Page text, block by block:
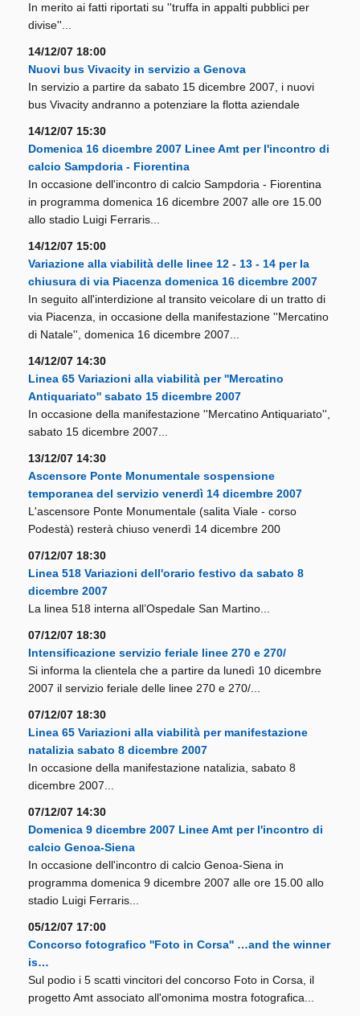
In merito ai fatti riportati su ''truffa in appalti pubblici per
divise''...
14/12/07 18:00
Nuovi bus Vivacity in servizio a Genova
In servizio a partire da sabato 15 dicembre 2007, i nuovi
bus Vivacity andranno a potenziare la flotta aziendale
14/12/07 15:30
Domenica 16 dicembre 2007 Linee Amt per l'incontro di
calcio Sampdoria - Fiorentina
In occasione dell'incontro di calcio Sampdoria - Fiorentina
in programma domenica 16 dicembre 2007 alle ore 15.00
allo stadio Luigi Ferraris...
14/12/07 15:00
Variazione alla viabilità delle linee 12 - 13 - 14 per la
chiusura di via Piacenza domenica 16 dicembre 2007
In seguito all'interdizione al transito veicolare di un tratto di
via Piacenza, in occasione della manifestazione ''Mercatino
di Natale'', domenica 16 dicembre 2007...
14/12/07 14:30
Linea 65 Variazioni alla viabilità per ''Mercatino
Antiquariato'' sabato 15 dicembre 2007
In occasione della manifestazione ''Mercatino Antiquariato'',
sabato 15 dicembre 2007...
13/12/07 14:30
Ascensore Ponte Monumentale sospensione
temporanea del servizio venerdì 14 dicembre 2007
L'ascensore Ponte Monumentale (salita Viale - corso
Podestà) resterà chiuso venerdì 14 dicembre 200
07/12/07 18:30
Linea 518 Variazioni dell'orario festivo da sabato 8
dicembre 2007
La linea 518 interna all’Ospedale San Martino...
07/12/07 18:30
Intensificazione servizio feriale linee 270 e 270/
Si informa la clientela che a partire da lunedì 10 dicembre
2007 il servizio feriale delle linee 270 e 270/...
07/12/07 18:30
Linea 65 Variazioni alla viabilità per manifestazione
natalizia sabato 8 dicembre 2007
In occasione della manifestazione natalizia, sabato 8
dicembre 2007...
07/12/07 14:30
Domenica 9 dicembre 2007 Linee Amt per l'incontro di
calcio Genoa-Siena
In occasione dell'incontro di calcio Genoa-Siena in
programma domenica 9 dicembre 2007 alle ore 15.00 allo
stadio Luigi Ferraris...
05/12/07 17:00
Concorso fotografico ''Foto in Corsa'' …and the winner
is…
Sul podio i 5 scatti vincitori del concorso Foto in Corsa, il
progetto Amt associato all'omonima mostra fotografica...